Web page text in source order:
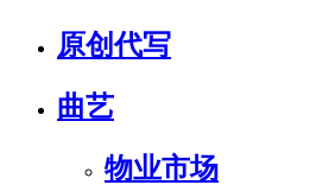
原创代写
曲艺
物业市场